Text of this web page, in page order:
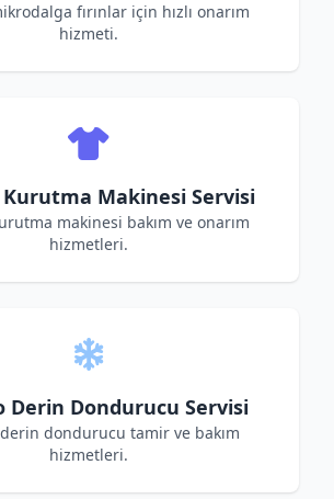
fırınlar için hızlı onarım
hizmeti.
Kurutma Makinesi Servisi
makinesi bakım ve onarım
hizmetleri.
Derin Dondurucu Servisi
dondurucu tamir ve bakım
hizmetleri.